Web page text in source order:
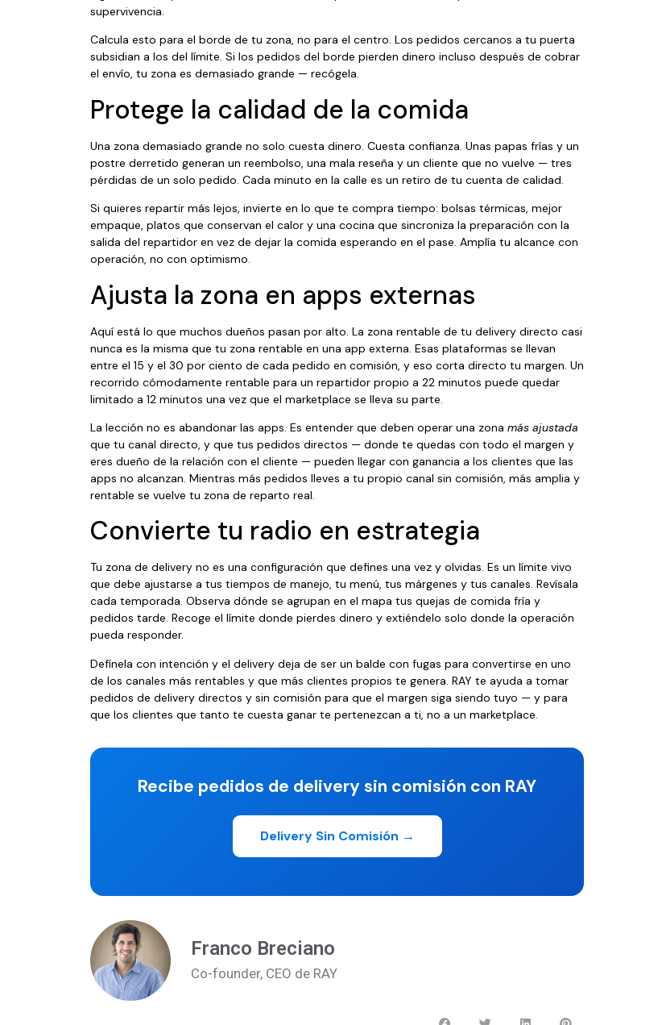
supervivencia.
Calcula esto para el borde de tu zona, no para el centro. Los pedidos cercanos a tu puerta
subsidian a los del límite. Si los pedidos del borde pierden dinero incluso después de cobrar
el envío, tu zona es demasiado grande — recógela.
Protege la calidad de la comida
Una zona demasiado grande no solo cuesta dinero. Cuesta confianza. Unas papas frías y un
postre derretido generan un reembolso, una mala reseña y un cliente que no vuelve — tres
pérdidas de un solo pedido. Cada minuto en la calle es un retiro de tu cuenta de calidad.
Si quieres repartir más lejos, invierte en lo que te compra tiempo: bolsas térmicas, mejor
empaque, platos que conservan el calor y una cocina que sincroniza la preparación con la
salida del repartidor en vez de dejar la comida esperando en el pase. Amplía tu alcance con
operación, no con optimismo.
Ajusta la zona en apps externas
Aquí está lo que muchos dueños pasan por alto. La zona rentable de tu delivery directo casi
nunca es la misma que tu zona rentable en una app externa. Esas plataformas se llevan
entre el 15 y el 30 por ciento de cada pedido en comisión, y eso corta directo tu margen. Un
recorrido cómodamente rentable para un repartidor propio a 22 minutos puede quedar
limitado a 12 minutos una vez que el marketplace se lleva su parte.
La lección no es abandonar las apps. Es entender que deben operar una zona más ajustada
que tu canal directo, y que tus pedidos directos — donde te quedas con todo el margen y
eres dueño de la relación con el cliente — pueden llegar con ganancia a los clientes que las
apps no alcanzan. Mientras más pedidos lleves a tu propio canal sin comisión, más amplia y
rentable se vuelve tu zona de reparto real.
Convierte tu radio en estrategia
Tu zona de delivery no es una configuración que defines una vez y olvidas. Es un límite vivo
que debe ajustarse a tus tiempos de manejo, tu menú, tus márgenes y tus canales. Revísala
cada temporada. Observa dónde se agrupan en el mapa tus quejas de comida fría y
pedidos tarde. Recoge el límite donde pierdes dinero y extiéndelo solo donde la operación
pueda responder.
Defínela con intención y el delivery deja de ser un balde con fugas para convertirse en uno
de los canales más rentables y que más clientes propios te genera. RAY te ayuda a tomar
pedidos de delivery directos y sin comisión para que el margen siga siendo tuyo — y para
que los clientes que tanto te cuesta ganar te pertenezcan a ti, no a un marketplace.
Recibe pedidos de delivery sin comisión con RAY
Delivery Sin Comisión →
Franco Breciano
Co-founder, CEO de RAY